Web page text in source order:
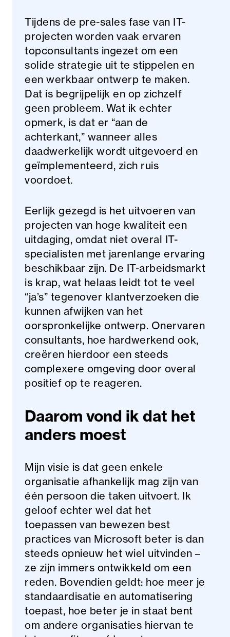
Tijdens de pre-sales fase van IT-
projecten worden vaak ervaren
topconsultants ingezet om een
solide strategie uit te stippelen en
een werkbaar ontwerp te maken.
Dat is begrijpelijk en op zichzelf
geen probleem. Wat ik echter
opmerk, is dat er “aan de
achterkant,” wanneer alles
daadwerkelijk wordt uitgevoerd en
geïmplementeerd, zich ruis
voordoet.
Eerlijk gezegd is het uitvoeren van
projecten van hoge kwaliteit een
uitdaging, omdat niet overal IT-
specialisten met jarenlange ervaring
beschikbaar zijn. De IT-arbeidsmarkt
is krap, wat helaas leidt tot te veel
“ja’s” tegenover klantverzoeken die
kunnen afwijken van het
oorspronkelijke ontwerp. Onervaren
consultants, hoe hardwerkend ook,
creëren hierdoor een steeds
complexere omgeving door overal
positief op te reageren.
Daarom vond ik dat het
anders moest
Mijn visie is dat geen enkele
organisatie afhankelijk mag zijn van
één persoon die taken uitvoert. Ik
geloof echter wel dat het
toepassen van bewezen best
practices van Microsoft beter is dan
steeds opnieuw het wiel uitvinden –
ze zijn immers ontwikkeld om een
reden. Bovendien geldt: hoe meer je
standaardisatie en automatisering
toepast, hoe beter je in staat bent
om andere organisaties hiervan te